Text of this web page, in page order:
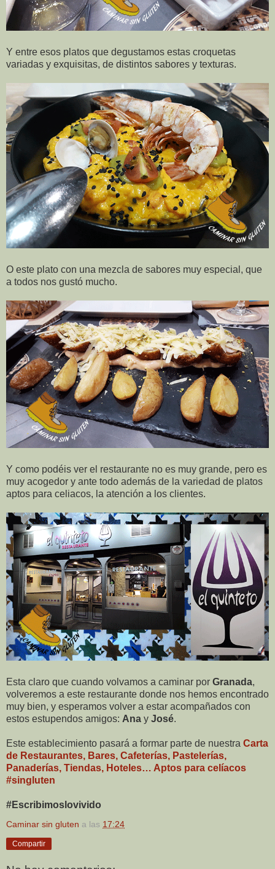
Y entre esos platos que degustamos estas croquetas
variadas y exquisitas, de distintos sabores y texturas.
O este plato con una mezcla de sabores muy especial, que
a todos nos gustó mucho.
Y como podéis ver el restaurante no es muy grande, pero es
muy acogedor y ante todo además de la variedad de platos
aptos para celiacos, la atención a los clientes.
Esta claro que cuando volvamos a caminar por Granada,
volveremos a este restaurante donde nos hemos encontrado
muy bien, y esperamos volver a estar acompañados con
estos estupendos amigos: Ana y José.
Este establecimiento pasará a formar parte de nuestra Carta
de Restaurantes, Bares, Cafeterías, Pastelerías,
Panaderías, Tiendas, Hoteles… Aptos para celíacos
#singluten
#Escribimoslovivido
Caminar sin gluten a las 17:24
Compartir